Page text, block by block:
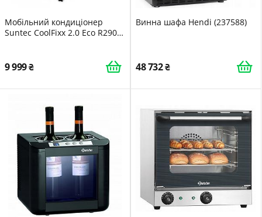
Мобільний кондиціонер
Suntec CoolFixx 2.0 Eco R290
9 999
Винна шафа Hendi (237588)
48 732